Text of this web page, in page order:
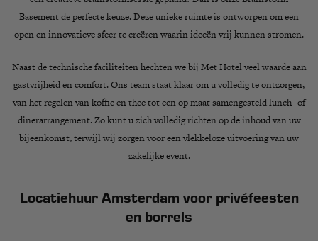
Basementde perfecte keuze. Deze unieke ruimte is ontworpen om een
open en innovatieve sfeerte creëren waarin ideeën vrij kunnen stromen.
Naast de technische faciliteiten hechten we bij Met Hotel veel waarde aan
gastvrijheid en comfort. Ons team staat klaar om u volledig te ontzorgen,
van het regelen van koffie en thee tot een op maat samengesteld lunch- of
dinerarrangement. Zo kunt u zich volledig richten op de inhoud van uw
bijeenkomst, terwijl wij zorgen voor eenvlekkeloze uitvoering van uw
zakelijke event.
Locatiehuur Amsterdam voor privéfeesten
en borrels